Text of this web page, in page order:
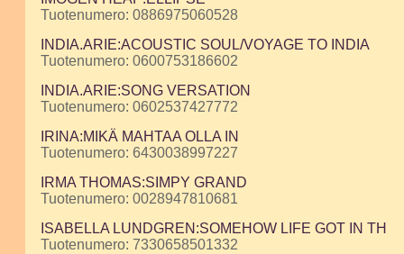
Tuotenumero: 0886975060528
INDIA.ARIE:ACOUSTIC SOUL/VOYAGE TO INDIA
Tuotenumero: 0600753186602
INDIA.ARIE:SONG VERSATION
Tuotenumero: 0602537427772
IRINA:MIKÄ MAHTAA OLLA IN
Tuotenumero: 6430038997227
IRMA THOMAS:SIMPY GRAND
Tuotenumero: 0028947810681
ISABELLA LUNDGREN:SOMEHOW LIFE GOT IN TH
Tuotenumero: 7330658501332